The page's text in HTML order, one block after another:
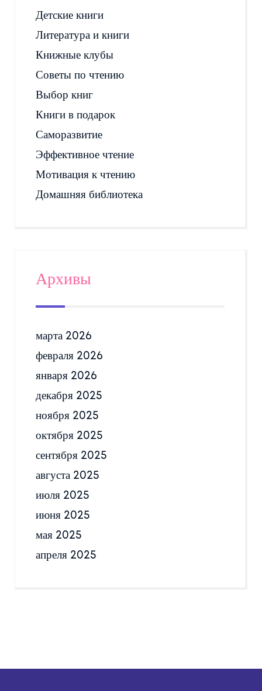
Детские книги
Литература и книги
Книжные клубы
Советы по чтению
Выбор книг
Книги в подарок
Саморазвитие
Эффективное чтение
Мотивация к чтению
Домашняя библиотека
Архивы
марта 2026
февраля 2026
января 2026
декабря 2025
ноября 2025
октября 2025
сентября 2025
августа 2025
июля 2025
июня 2025
мая 2025
апреля 2025